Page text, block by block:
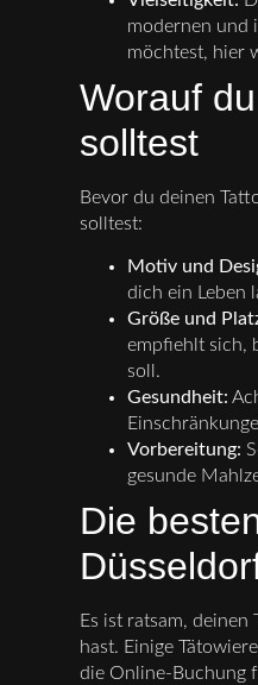
modernen und
möchtest, hier
Worauf
solltest
Bevor du deinen
solltest:
Motiv und
dich ein Leben
Größe und
empfiehlt sich,
soll.
Gesundheit:
Vorbereitung:
gesunde
Die
Es ist ratsam,
hast. Einige
die Online-Buchung